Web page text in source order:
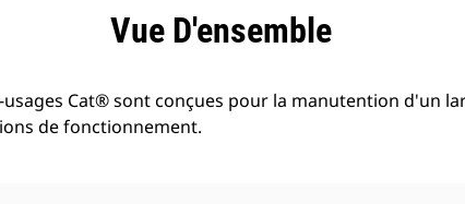
Vue D'ensemble
Cat® sont conçues pour la manutention d'un
de fonctionnement.